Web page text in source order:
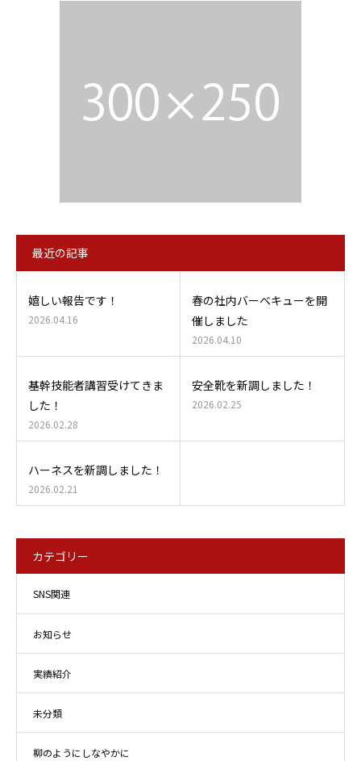
最近の記事
嬉しい報告です！
2026.04.16
春の社内バーベキューを開
催しました
2026.04.10
基幹技能者講習受けてきま
した！
2026.02.28
安全靴を新調しました！
2026.02.25
ハーネスを新調しました！
2026.02.21
カテゴリー
SNS関連
お知らせ
実績紹介
未分類
柳のようにしなやかに